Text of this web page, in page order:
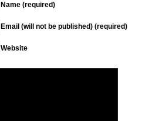
Name (required)
Email (will not be published) (required)
Website